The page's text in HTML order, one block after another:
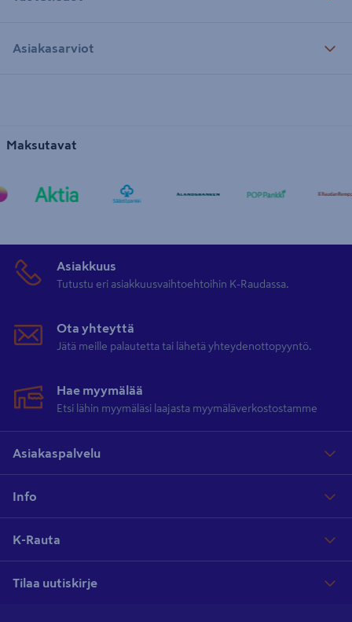
Asiakasarviot
Maksutavat
Asiakkuus
Tutustu eri asiakkuusvaihtoehtoihin K-Raudassa.
Ota yhteyttä
Jätä meille palautetta tai lähetä yhteydenottopyyntö.
Hae myymälää
Etsi lähin myymäläsi laajasta myymäläverkostostamme
Asiakaspalvelu
Info
K-Rauta
Tilaa uutiskirje